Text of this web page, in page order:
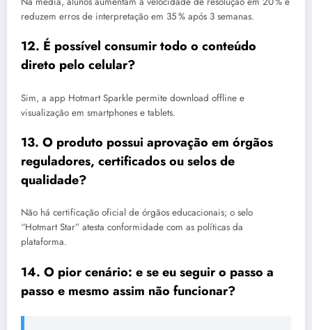
reduzem erros de interpretação em 35 % após 3 semanas.
12. É possível consumir todo o conteúdo
direto pelo celular?
Sim, a app Hotmart Sparkle permite download offline e
visualização em smartphones e tablets.
13. O produto possui aprovação em órgãos
reguladores, certificados ou selos de
qualidade?
Não há certificação oficial de órgãos educacionais; o selo
“Hotmart Star” atesta conformidade com as políticas da
plataforma.
14. O pior cenário: e se eu seguir o passo a
passo e mesmo assim não funcionar?